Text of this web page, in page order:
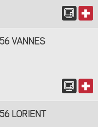
VANNES
LORIENT